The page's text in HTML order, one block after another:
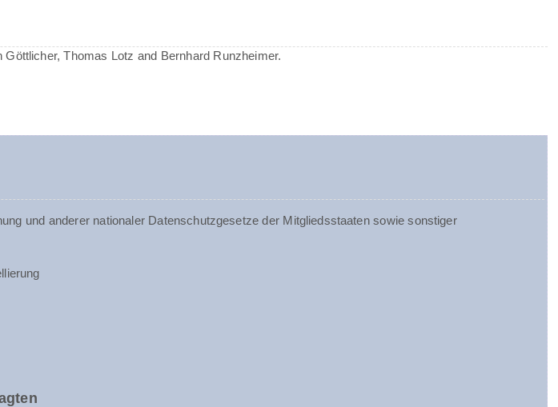
Thomas Lotz and Bernhard Runzheimer.
und anderer nationaler Datenschutzgesetze der Mitgliedsstaaten sowie sonstiger